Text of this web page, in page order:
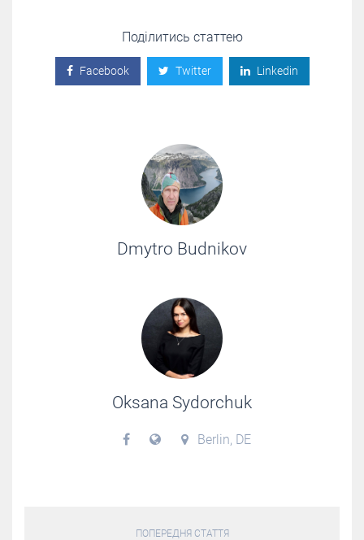
Поділитись статтею
Facebook Twitter Linkedin
Dmytro Budnikov
Oksana Sydorchuk
Berlin, DE
ПОПЕРЕДНЯ СТАТТЯ